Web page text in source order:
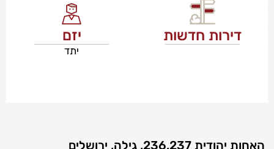
דירות חדשות יזם
יתד
האחות יהודית 236,237, גילה, ירושלים